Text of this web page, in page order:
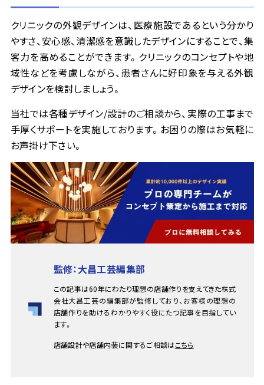
クリニックの外観デザインは、医療施設であるという分かり
やすさ、安心感、清潔感を意識したデザインにすることで、集
客力を高めることができます。クリニックのコンセプトや地
域性などを考慮しながら、患者さんに好印象を与える外観
デザインを検討しましょう。
当社では各種デザイン/設計のご相談から、実際の工事まで
手厚くサポートを実施しております。お困りの際はお気軽に
お声掛け下さい。
監修：大昌工芸編集部
この記事は60年にわたり理想の店舗作りを支えてきた株式
会社大昌工芸の編集部が監修しており、お客様の理想の
店舗作りを助けるわかりやすく役にたつ記事を目指してい
ます。
店舗設計や店舗内装に関するご相談はこちら